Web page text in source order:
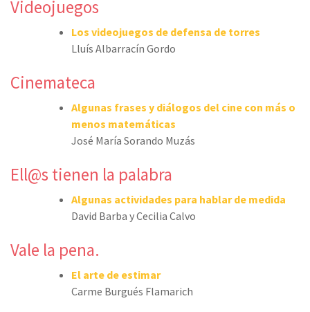
Videojuegos
Los videojuegos de defensa de torres
Lluís Albarracín Gordo
Cinemateca
Algunas frases y diálogos del cine con más o
menos matemáticas
José María Sorando Muzás
Ell@s tienen la palabra
Algunas actividades para hablar de medida
David Barba y Cecilia Calvo
Vale la pena.
El arte de estimar
Carme Burgués Flamarich